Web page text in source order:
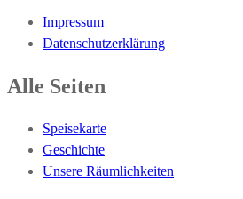
Impressum
Datenschutzerklärung
Alle Seiten
Speisekarte
Geschichte
Unsere Räumlichkeiten